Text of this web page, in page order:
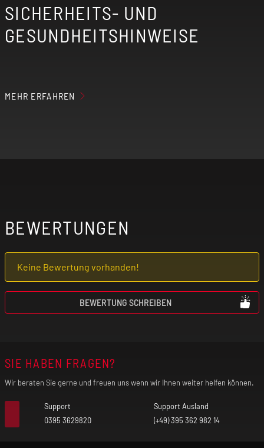
SICHERHEITS- UND
GESUNDHEITSHINWEISE
mit Herz-Kreislauf-Erkrankungen
Benutze das Produkt nur mit äußerster
Vorsicht, wenn du an einer
Lungenerkrankung (z. B. Asthma, COPD,
Lunge unter Umständen einen Asthmaanfall,
Luftnot und Hustenanfälle auslösen.
Verwende das Produkt nicht, wenn eines
dieser Symptome bei dir auftritt!
MEHR ERFAHREN
BEWERTUNGEN
Keine Bewertung vorhanden!
BEWERTUNG SCHREIBEN
SIE HABEN FRAGEN?
Wir beraten Sie gerne und freuen uns wenn wir Ihnen weiter helfen können.
Support
0395 3629820
Support Ausland
(+49) 395 362 982 14